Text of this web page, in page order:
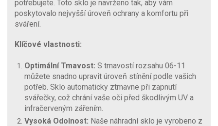
potřebujete. Toto sklo je navrženo tak, aby vám
poskytovalo nejvyšší úroveň ochrany a komfortu při
sváření.
Klíčové vlastnosti:
Optimální Tmavost: S tmavostí rozsahu 06-11
můžete snadno upravit úroveň stínění podle vašich
potřeb. Sklo automaticky ztmavne při zapnutí
svářečky, což chrání vaše oči před škodlivým UV a
infračerveným zářením.
Vysoká Odolnost: Naše náhradní sklo je vyrobeno z